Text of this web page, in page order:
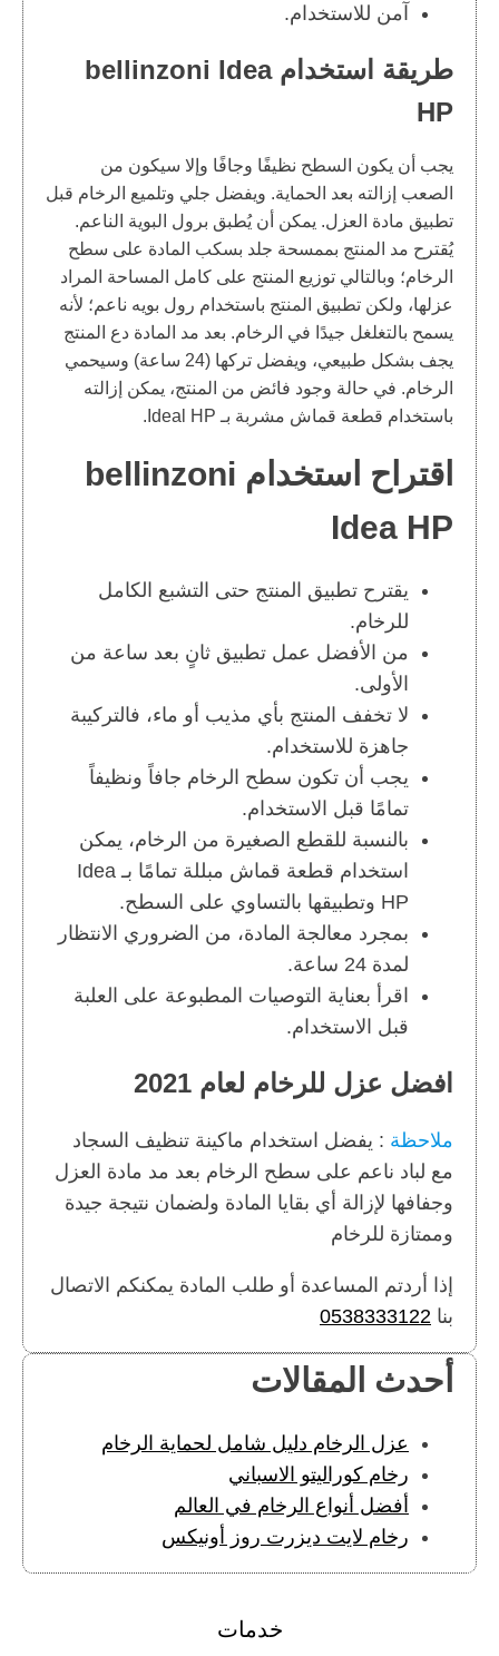
آمن للاستخدام.
طريقة استخدام bellinzoni Idea
HP
يجب أن يكون السطح نظيفًا وجافًا وإلا سيكون من
الصعب إزالته بعد الحماية. ويفضل جلي وتلميع الرخام قبل
تطبيق مادة العزل. يمكن أن يُطبق برول البوية الناعم.
يُقترح مد المنتج بممسحة جلد بسكب المادة على سطح
الرخام؛ وبالتالي توزيع المنتج على كامل المساحة المراد
عزلها، ولكن تطبيق المنتج باستخدام رول بويه ناعم؛ لأنه
يسمح بالتغلغل جيدًا في الرخام. بعد مد المادة دع المنتج
يجف بشكل طبيعي، ويفضل تركها (24 ساعة) وسيحمي
الرخام. في حالة وجود فائض من المنتج، يمكن إزالته
باستخدام قطعة قماش مشربة بـ Ideal HP.
اقتراح استخدام bellinzoni
Idea HP
يقترح تطبيق المنتج حتى التشبع الكامل
للرخام.
من الأفضل عمل تطبيق ثانٍ بعد ساعة من
الأولى.
لا تخفف المنتج بأي مذيب أو ماء، فالتركيبة
جاهزة للاستخدام.
يجب أن تكون سطح الرخام جافاً ونظيفاً
تمامًا قبل الاستخدام.
بالنسبة للقطع الصغيرة من الرخام، يمكن
استخدام قطعة قماش مبللة تمامًا بـ Idea
HP وتطبيقها بالتساوي على السطح.
بمجرد معالجة المادة، من الضروري الانتظار
لمدة 24 ساعة.
اقرأ بعناية التوصيات المطبوعة على العلبة
قبل الاستخدام.
افضل عزل للرخام لعام 2021
ملاحظة : يفضل استخدام ماكينة تنظيف السجاد
مع لباد ناعم على سطح الرخام بعد مد مادة العزل
وجفافها لإزالة أي بقايا المادة ولضمان نتيجة جيدة
وممتازة للرخام
إذا أردتم المساعدة أو طلب المادة يمكنكم الاتصال
بنا 0538333122
أحدث المقالات
عزل الرخام دليل شامل لحماية الرخام
رخام كوراليتو الاسباني
أفضل أنواع الرخام في العالم
رخام لايت ديزرت روز أونيكس
خدمات